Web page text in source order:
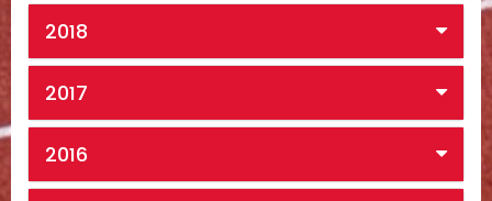
2018
2017
2016